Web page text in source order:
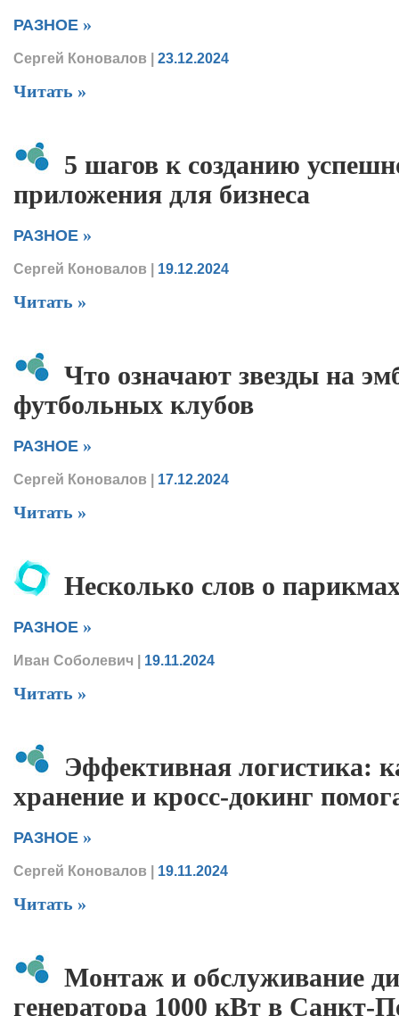
РАЗНОЕ »
Сергей Коновалов | 23.12.2024
Читать »
5 шагов к созданию
приложения для бизнеса
РАЗНОЕ »
Сергей Коновалов | 19.12.2024
Читать »
Что означают звезды на
футбольных клубов
РАЗНОЕ »
Сергей Коновалов | 17.12.2024
Читать »
Несколько слов о
РАЗНОЕ »
Иван Соболевич | 19.11.2024
Читать »
Эффективная логистика:
хранение и кросс-докинг
РАЗНОЕ »
Сергей Коновалов | 19.11.2024
Читать »
Монтаж и обслуживание
генератора 1000 кВт в Санкт-